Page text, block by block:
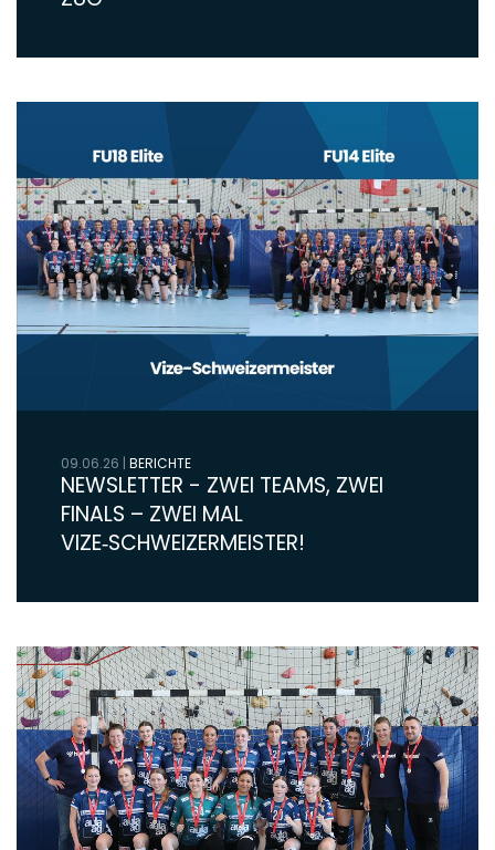
09.06.26 | BERICHTE
NEWSLETTER - ZWEI TEAMS, ZWEI
FINALS – ZWEI MAL
VIZE‑SCHWEIZERMEISTER!